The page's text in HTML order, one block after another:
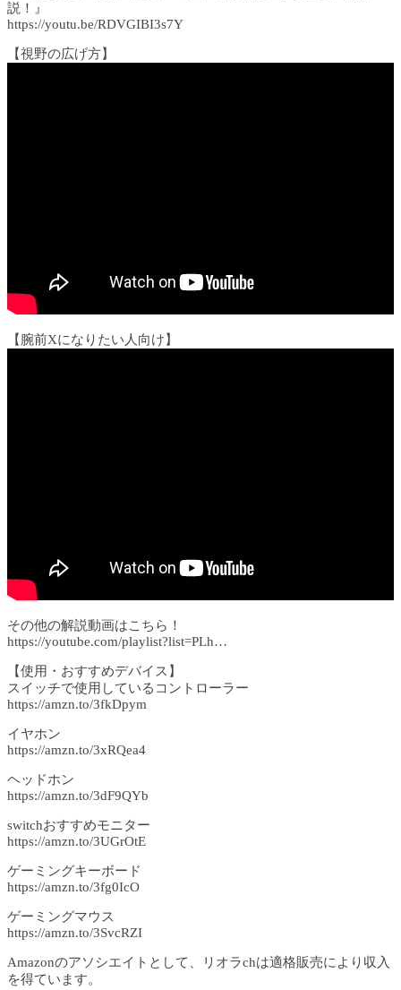
説！』
https://youtu.be/RDVGIBI3s7Y​
【視野の広げ方】
【腕前Xになりたい人向け】
その他の解説動画はこちら！
https://youtube.com/playlist?list=PLh…​
【使用・おすすめデバイス】
スイッチで使用しているコントローラー
https://amzn.to/3fkDpym
イヤホン
https://amzn.to/3xRQea4
ヘッドホン
https://amzn.to/3dF9QYb
switchおすすめモニター
https://amzn.to/3UGrOtE
ゲーミングキーボード
https://amzn.to/3fg0IcO
ゲーミングマウス
https://amzn.to/3SvcRZI
Amazonのアソシエイトとして、リオラchは適格販売により収入
を得ています。